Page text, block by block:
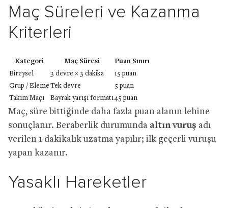
Maç Süreleri ve Kazanma
Kriterleri
Kategori Maç Süresi
Puan Sınırı
Bireysel
3 devre × 3 dakika
15 puan
Grup / Eleme Tek devre
5 puan
Takım Maçı
Bayrak yarışı formatı45 puan
Maç, süre bittiğinde daha fazla puan alanın lehine
sonuçlanır. Beraberlik durumunda altın vuruş adı
verilen 1 dakikalık uzatma yapılır; ilk geçerli vuruşu
yapan kazanır.
Yasaklı Hareketler